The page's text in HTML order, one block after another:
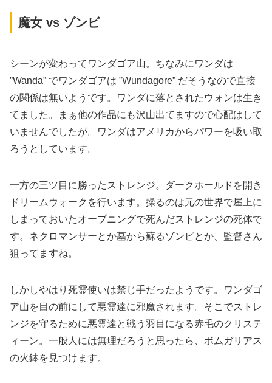
魔女 vs ゾンビ
シーンが変わってワンダゴア山。ちなみにワンダは
”Wanda” でワンダゴアは ”Wundagore” だそうなので直接
の関係は無いようです。ワンダに落とされたウォンは生き
てました。まぁ他の作品にも沢山出てますので心配はして
いませんでしたが。ワンダはアメリカからパワーを吸い取
ろうとしています。
一方の三ツ目に勝ったストレンジ。ダークホールドを開き
ドリームウォークを行います。操るのは元の世界で屋上に
しまっておいたオープニングで死んだストレンジの死体で
す。ネクロマンサーとか墓から蘇るゾンビとか、監督さん
狙ってますね。
しかしやはり死霊使いは禁じ手だったようです。ワンダゴ
ア山を目の前にして悪霊達に邪魔されます。そこでストレ
ンジを守るために悪霊達と戦う羽目になる赤毛のクリステ
ィーン。一般人には無理だろうと思ったら、ボムガリアス
の火鉢を見つけます。